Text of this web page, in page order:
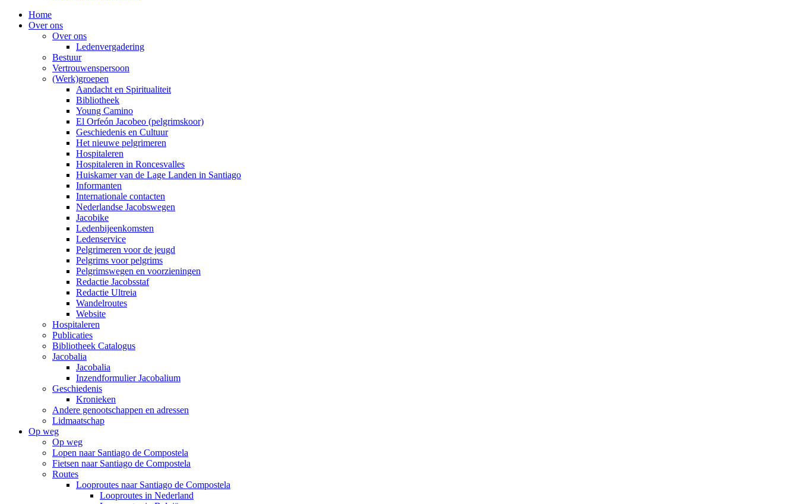
Home
Over ons
Over ons
Ledenvergadering
Bestuur
Vertrouwenspersoon
(Werk)groepen
Aandacht en Spiritualiteit
Bibliotheek
Young Camino
El Orfeón Jacobeo (pelgrimskoor)
Geschiedenis en Cultuur
Het nieuwe pelgrimeren
Hospitaleren
Hospitaleren in Roncesvalles
Huiskamer van de Lage Landen in Santiago
Informanten
Internationale contacten
Nederlandse Jacobswegen
Jacobike
Ledenbijeenkomsten
Ledenservice
Pelgrimeren voor de jeugd
Pelgrims voor pelgrims
Pelgrimswegen en voorzieningen
Redactie Jacobsstaf
Redactie Ultreia
Wandelroutes
Website
Hospitaleren
Publicaties
Bibliotheek Catalogus
Jacobalia
Jacobalia
Inzendformulier Jacobalium
Geschiedenis
Kronieken
Andere genootschappen en adressen
Lidmaatschap
Op weg
Op weg
Lopen naar Santiago de Compostela
Fietsen naar Santiago de Compostela
Routes
Looproutes naar Santiago de Compostela
Looproutes in Nederland